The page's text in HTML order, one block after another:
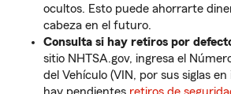
ocultos. Esto puede ahorrarte
cabeza en el futuro.
Consulta si hay retiros por
sitio NHTSA.gov, ingresa el
del Vehículo (VIN, por sus siglas